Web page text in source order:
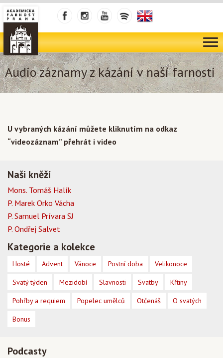
Audio záznamy z kázání v naší farnosti
U vybraných kázání můžete kliknutím na odkaz
“videozáznam” přehrát i video
Naši kněží
Mons. Tomáš Halík
P. Marek Orko Vácha
P. Samuel Prívara SJ
P. Ondřej Salvet
Kategorie a kolekce
Hosté Advent Vánoce Postní doba Velikonoce
Svatý týden Mezidobí Slavnosti Svatby Křtiny
Pohřby a requiem Popelec umělců Otčenáš O svatých
Bonus
Podcasty